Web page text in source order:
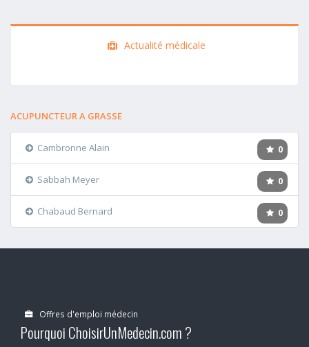
Actualité médicale
ACUPUNCTEUR A GRASSE
0
Cambronne Alain
0
Sabbah Meyer
0
Chabaud Bernard
Offres d'emploi médecin
Pourquoi ChoisirUnMedecin.com ?